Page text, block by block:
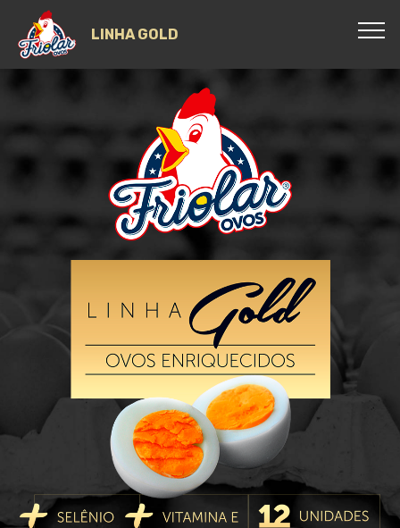
LINHA GOLD